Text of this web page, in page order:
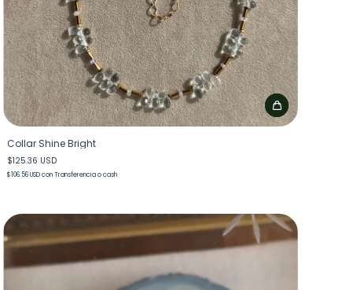
Collar Shine Bright
$125.36 USD
$106.56 USDcon Transferencia o cash